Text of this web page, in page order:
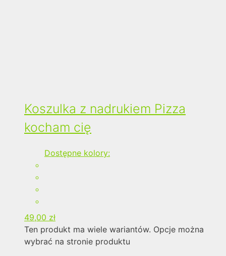
Koszulka z nadrukiem Pizza
kocham cię
Dostępne kolory:
49,00 zł
Ten produkt ma wiele wariantów. Opcje można
wybrać na stronie produktu